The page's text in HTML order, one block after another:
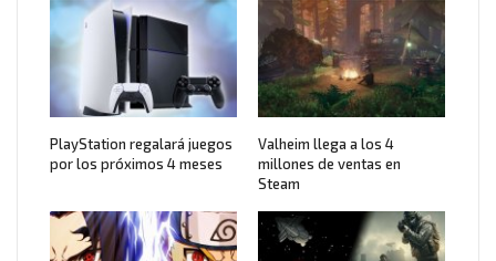
PlayStation regalará juegos
por los próximos 4 meses
Valheim llega a los 4
millones de ventas en
Steam